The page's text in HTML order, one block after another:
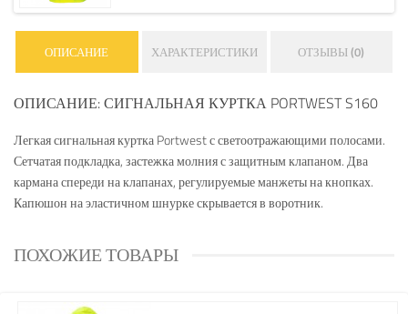
ОПИСАНИЕ ХАРАКТЕРИСТИКИ ОТЗЫВЫ (0)
ОПИСАНИЕ: СИГНАЛЬНАЯ КУРТКА PORTWEST S160
Легкая сигнальная куртка Portwest с светоотражающими полосами.
Сетчатая подкладка, застежка молния с защитным клапаном. Два
кармана спереди на клапанах, регулируемые манжеты на кнопках.
Капюшон на эластичном шнурке скрывается в воротник.
ПОХОЖИЕ ТОВАРЫ